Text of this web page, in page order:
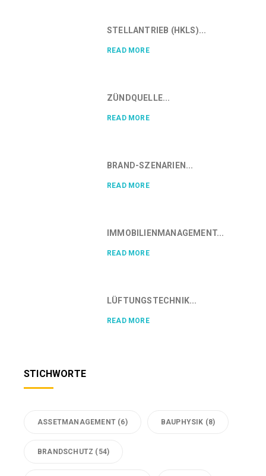
STELLANTRIEB (HKLS)...
READ MORE
ZÜNDQUELLE...
READ MORE
BRAND-SZENARIEN...
READ MORE
IMMOBILIENMANAGEMENT...
READ MORE
LÜFTUNGSTECHNIK...
READ MORE
STICHWORTE
ASSETMANAGEMENT (6) BAUPHYSIK (8)
BRANDSCHUTZ (54)